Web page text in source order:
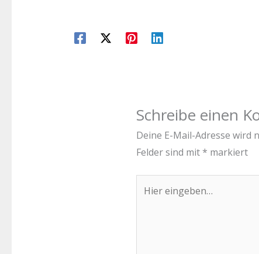
Schreibe einen
Deine E-Mail-Adresse wird
Felder sind mit * markiert
eingeben…